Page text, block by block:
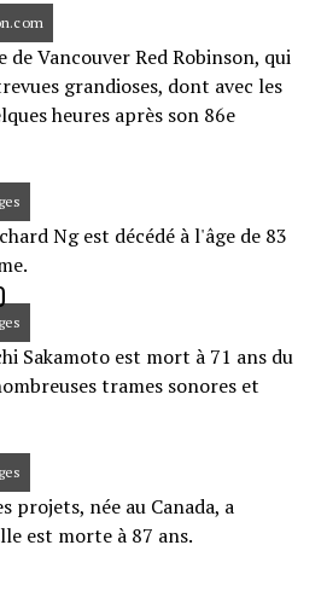
Vancouver Red Robinson, qui
grandioses, dont avec les
heures après son 86e
Ng est décédé à l'âge de 83
Sakamoto est mort à 71 ans du
trames sonores et
projets, née au Canada, a
est morte à 87 ans.